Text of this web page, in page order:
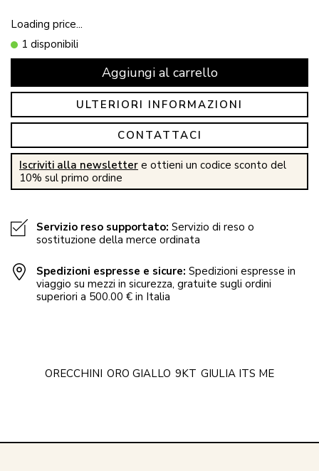
Loading price...
1 disponibili
Aggiungi al carrello
ULTERIORI INFORMAZIONI
CONTATTACI
Iscriviti alla newsletter e ottieni un codice sconto del
10% sul primo ordine
Servizio reso supportato: Servizio di reso o
sostituzione della merce ordinata
Spedizioni espresse e sicure: Spedizioni espresse in
viaggio su mezzi in sicurezza, gratuite sugli ordini
superiori a 500.00 € in Italia
ORECCHINI ORO GIALLO 9KT GIULIA ITS ME